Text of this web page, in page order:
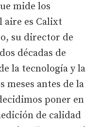
mide los
aire es Calixt
su director de
décadas de
la tecnología y la
meses antes de la
poner en
de calidad